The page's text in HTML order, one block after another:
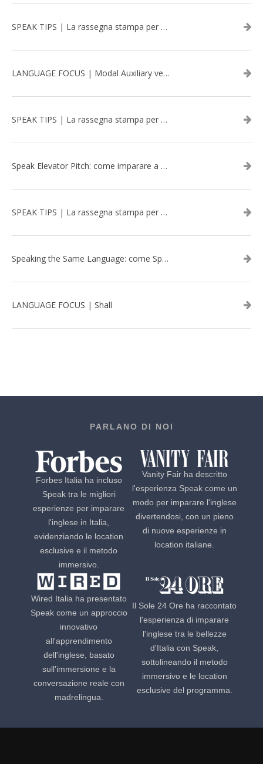
SPEAK TIPS | La rassegna stampa per migliorare l’inglese - aprile 2026
LANGUAGE FOCUS | Modal Auxiliary verbs in the past
SPEAK TIPS | La rassegna stampa per migliorare l’inglese - marzo 2026
Speak Elevator Pitch: come imparare a gestire una presentazione in inglese
SPEAK TIPS | La rassegna stampa per migliorare l’inglese - febbraio 2026
Speaking the Same Language: come Speak aiuta a rafforzare i team attraverso il Team Building in inglese
LANGUAGE FOCUS | Shall
PARLANO DI NOI
Forbes Italia ha incluso
Speak tra le migliori
esperienze per imparare
l'inglese in Italia,
evidenziando le location
esclusive e il metodo
immersivo.
Vanity Fair ha descritto
l'esperienza Speak come un
modo per imparare l'inglese
divertendosi, con un pieno
di nuove esperienze in
location italiane.
Wired Italia ha presentato
Speak come un approccio
innovativo
all'apprendimento
dell'inglese, basato
sull'immersione e la
conversazione reale con
madrelingua.
Il Sole 24 Ore ha raccontato
l'esperienza di imparare
l'inglese tra le bellezze
d'Italia con Speak,
sottolineando il metodo
immersivo e le location
esclusive del programma.